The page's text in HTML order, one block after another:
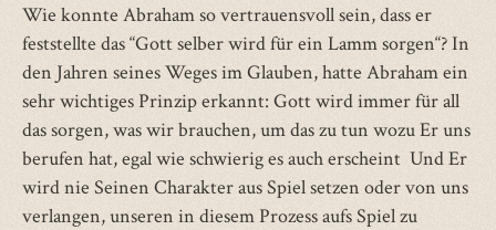
Wie konnte Abraham so vertrauensvoll sein, dass er
feststellte das “Gott selber wird für ein Lamm sorgen“? In
den Jahren seines Weges im Glauben, hatte Abraham ein
sehr wichtiges Prinzip erkannt: Gott wird immer für all
das sorgen, was wir brauchen, um das zu tun wozu Er uns
berufen hat, egal wie schwierig es auch erscheint Und Er
wird nie Seinen Charakter aus Spiel setzen oder von uns
verlangen, unseren in diesem Prozess aufs Spiel zu